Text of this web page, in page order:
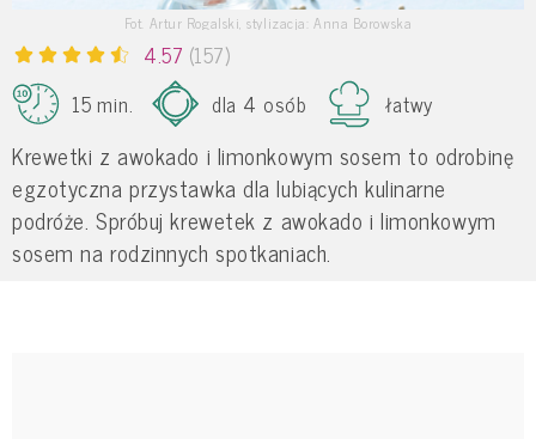
Fot. Artur Rogalski, stylizacja: Anna Borowska
4.57 (157)
15 min.
dla 4 osób łatwy
Krewetki z awokado i limonkowym sosem to odrobinę
egzotyczna przystawka dla lubiących kulinarne
podróże. Spróbuj krewetek z awokado i limonkowym
sosem na rodzinnych spotkaniach.